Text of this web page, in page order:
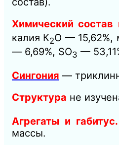
Химический состав
калия К2O — 15,62%,
— 6,69%, SO3 —
Сингония —
Структура не
Агрегаты и габитус.
массы.